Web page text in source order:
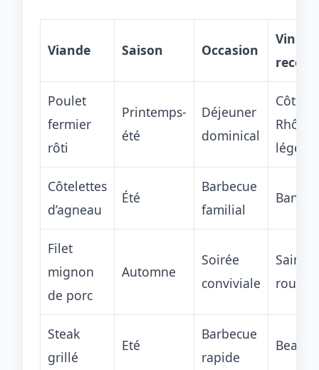
Viande Saison Occasion
Vin
Poulet
fermier
rôti
Printemps-
été
Déjeuner
dominical
Côtes-
léger
Côtelettes
d’agneau
Été
Barbecue
familial
Filet
mignon
de porc
Automne
Soirée
conviviale
Saint-
rouge
Steak
grillé
Eté
Barbecue
rapide